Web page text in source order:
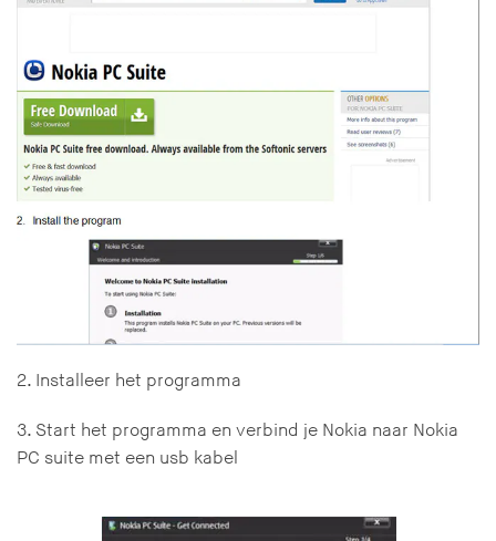
2. Installeer het programma
3. Start het programma en verbind je Nokia naar Nokia
PC suite met een usb kabel